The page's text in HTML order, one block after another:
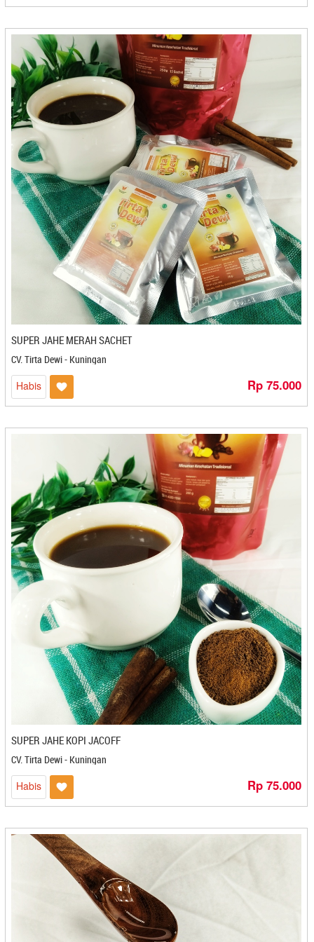
Batik Kecepit - Cilacap
Bebek HT - Surabaya
Berkah - Bontang
Berkah - Medan
Bersahaja - Cilegon
Bigost - Bandung
Bluder Metro - Madiun
Bolu Gulung Ridho - Banjarbaru
Bolu Kambu - Makasar
Bolu Kampung Ika La Iya - Medan
Bolu Salak Kenanga - Medan
Bolu Wijaya - Mojokerto
Bonles Frozenfood - Bontang
Bonting Dzakwani Food - Balikpapan
Borneo Bumun - Banjarbaru
BPK ANAS
BreadNaku - Purwakarta
Bridechili - Bogor
Browcyl - Makasar
Brownie Holic - Bandung
BROWNIES AMANDA
Brownies Amanda - Bandung
Brownies Batu Bara - Balikpapan
Brownies Dheline - Bogor
Brownies Mante - Kendari
Bu Acih - Magelang
Bu Deddy's Keripik - Cilegon
Bu Elly - Makasar
Bu Luthfi - Mojokerto
Bu Slamet Sriping - Cilacap
Bu Slamet Srping - Cilacap
Bu-Tjitro - Yogyakarta
Buavica Carica - Magelang
Budeddy's Keripik - Cilegon
Buk Kai - Padang
Buka Kai- Padang
Bumbu Keraton - Mojokerto
Bumbu Ratna - Makassar
Bun's Food - Bandung
Bunda Luwes - Mojokerto
Bunga Kantil - Magelang
Cafesera - Gorontalo
Cahaya Bintang - Gorontalo
Cahaya Syajaril - Medan
Candi Dieng Pak Muhasim - Magelang
Cangkir Bakery and Cafe - Makasar
Cap Kuncup - Kediri
Capluk Capluk - Kediri
Ceasuya - Cilegon
Cecede - Bandung
Cemerlang Indah - Gorontalo
Cemilan Dhevy - Banjarbaru
Cemilan Halimah Apriyanik - Banjarmasin
SUPER JAHE MERAH SACHET
CV. Tirta Dewi - Kuningan
Habis Rp 75.000
SUPER JAHE KOPI JACOFF
CV. Tirta Dewi - Kuningan
Habis Rp 75.000